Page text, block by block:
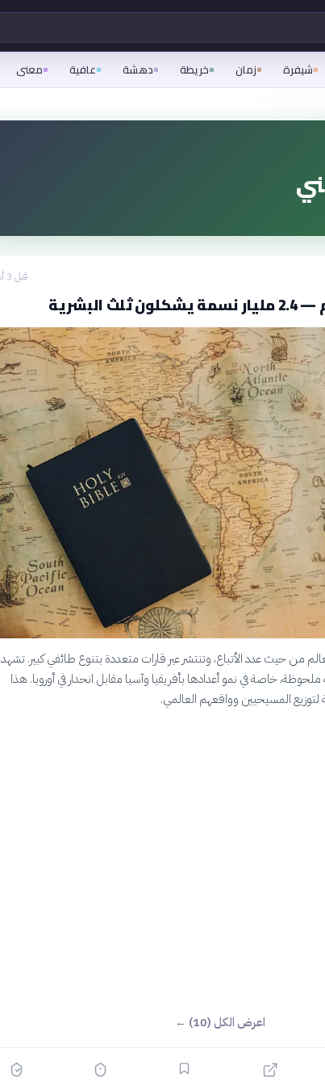
شيفرة زمان خريطة دهشة عافية معنى
قبل 3 أشهر
البشرية
من حيث عدد الأتباع، وتنتشر عبر قارات متعددة بتنوع طائفي كبير. تشهد
خاصة في نمو أعدادها بأفريقيا وآسيا مقابل انحدار في أوروبا. هذا
لتوزيع المسيحيين وواقعهم العالمي.
اعرض الكل (10) ←